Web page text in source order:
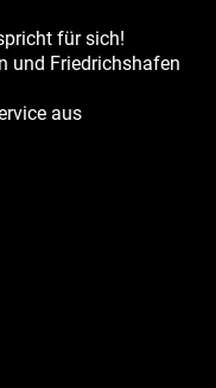
für sich!
und Friedrichshafen
aus